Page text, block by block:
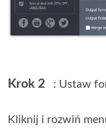
Krok 2 : Ustaw
Kliknij i rozwiń